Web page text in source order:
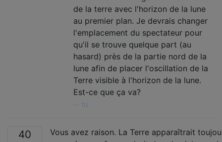
de la terre avec l'horizon de la lune
au premier plan. Je devrais changer
l'emplacement du spectateur pour
qu'il se trouve quelque part (au
hasard) près de la partie nord de la
lune afin de placer l'oscillation de la
Terre visible à l'horizon de la lune.
Est-ce que ça va?
tls
40
Vous avez raison. La Terre apparaîtrait